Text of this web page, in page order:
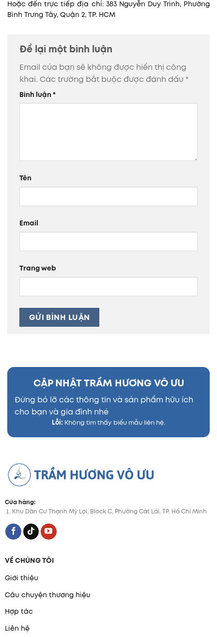
Hoặc đến trực tiếp địa chỉ: 383 Nguyễn Duy Trinh, Phường
Bình Trưng Tây, Quận 2, TP. HCM
Để lại một bình luận
Email của bạn sẽ không được hiển thị công
khai. Các trường bắt buộc được đánh dấu *
Bình luận *
Tên
Email
Trang web
CẬP NHẬT TRẦM HƯƠNG VÔ ƯU
Đừng bỏ lỡ các thông tin và sản phẩm hữu ích
cho bạn và gia đình nhé
Lỗi: Không tìm thấy biểu mẫu liên hệ.
Cửa hàng:
Khu Dân Cư Thạnh Mỹ Lợi, Block C, Phường Cát Lái, TP. Hồ Chí Minh
VỀ CHÚNG TÔI
Giới thiệu
Câu chuyện thương hiệu
Hợp tác
Liên hệ